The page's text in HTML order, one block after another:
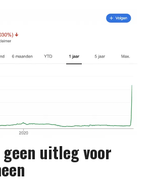
geen uitleg voor